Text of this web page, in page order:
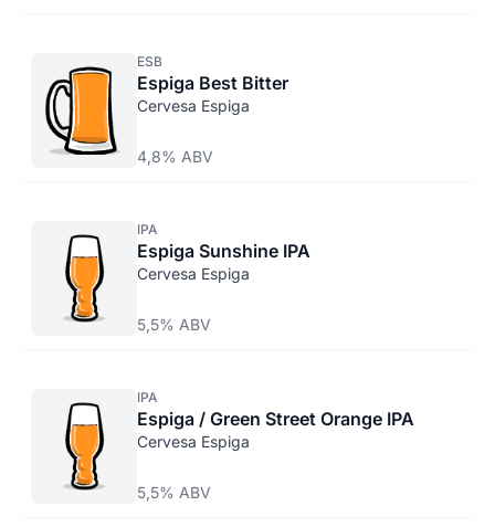
ESB
Espiga Best Bitter
Cervesa Espiga
4,8% ABV
IPA
Espiga Sunshine IPA
Cervesa Espiga
5,5% ABV
IPA
Espiga / Green Street Orange IPA
Cervesa Espiga
5,5% ABV